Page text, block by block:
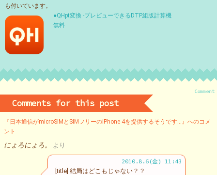
も付いています。
●QHpt変換 -プレビューできるDTP組版計算機
無料
Comment
Comments for this post
『日本通信がmicroSIMとSIMフリーのiPhone 4を提供するそうです…』へのコメ
ント
にょろにょろ。 より
2010.8.6(金) 11:43
[title] 結局はどこもじゃない？？